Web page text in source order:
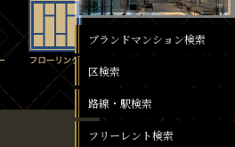
ブランドマンション検索
区検索
路線・駅検索
フリーレント検索